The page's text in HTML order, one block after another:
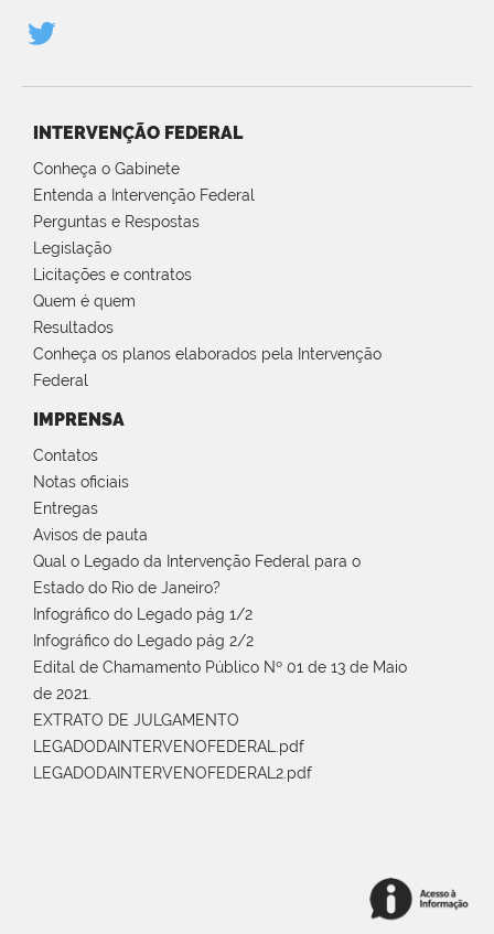
INTERVENÇÃO FEDERAL
Conheça o Gabinete
Entenda a Intervenção Federal
Perguntas e Respostas
Legislação
Licitações e contratos
Quem é quem
Resultados
Conheça os planos elaborados pela Intervenção
Federal
IMPRENSA
Contatos
Notas oficiais
Entregas
Avisos de pauta
Qual o Legado da Intervenção Federal para o
Estado do Rio de Janeiro?
Infográfico do Legado pág 1/2
Infográfico do Legado pág 2/2
Edital de Chamamento Público Nº 01 de 13 de Maio
de 2021.
EXTRATO DE JULGAMENTO
LEGADODAINTERVENOFEDERAL.pdf
LEGADODAINTERVENOFEDERAL2.pdf